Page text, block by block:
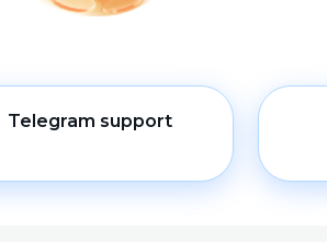
Telegram support